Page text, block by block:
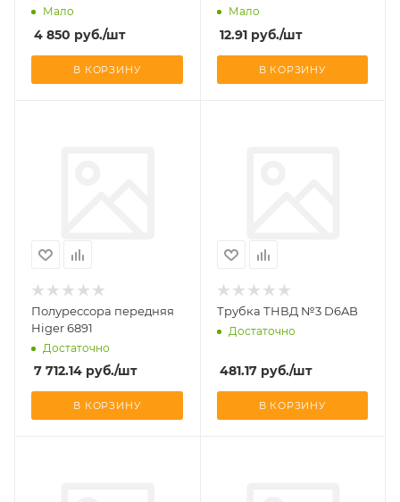
Мало
4 850 руб./шт
В КОРЗИНУ
Мало
12.91руб./шт
В КОРЗИНУ
Полурессора передняя
Higer 6891
Достаточно
7 712.14 руб./шт
В КОРЗИНУ
Трубка ТНВД №3 D6AB
Достаточно
481.17руб./шт
В КОРЗИНУ